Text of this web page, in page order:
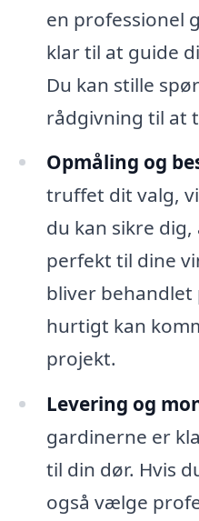
en professionel
klar til at guide
Du kan stille
rådgivning til at
Opmåling og
truffet dit valg,
du kan sikre
perfekt til dine
bliver behandlet
hurtigt kan
projekt.
Levering og
gardinerne er
til din dør. Hvis
også vælge